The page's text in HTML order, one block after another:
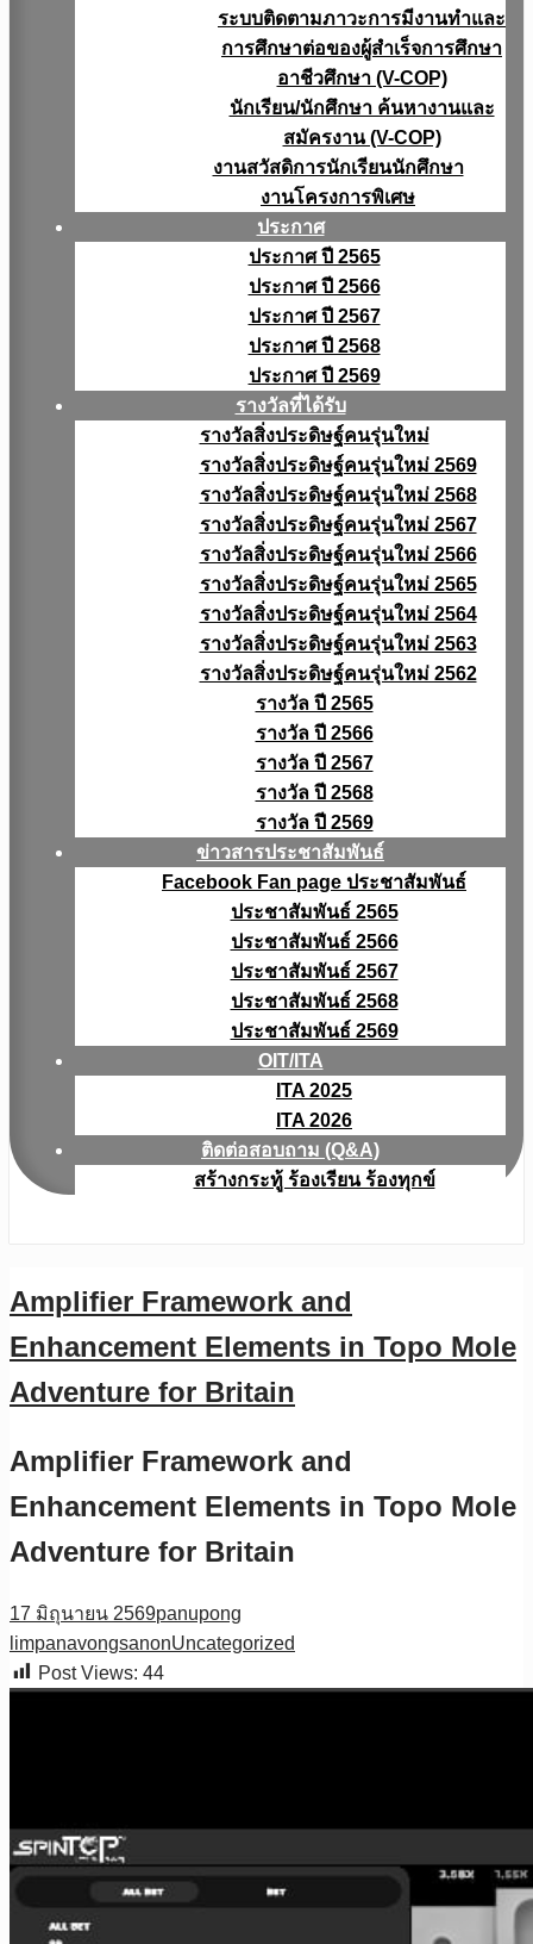
ระบบติดตามภาวะการมีงานทำและ
การศึกษาต่อของผู้สำเร็จการศึกษา
อาชีวศึกษา (V-COP)
นักเรียน/นักศึกษา ค้นหางานและ
สมัครงาน (V-COP)
งานสวัสดิการนักเรียนนักศึกษา
งานโครงการพิเศษ
ประกาศ
ประกาศ ปี 2565
ประกาศ ปี 2566
ประกาศ ปี 2567
ประกาศ ปี 2568
ประกาศ ปี 2569
รางวัลที่ได้รับ
รางวัลสิ่งประดิษฐ์คนรุ่นใหม่
รางวัลสิ่งประดิษฐ์คนรุ่นใหม่ 2569
รางวัลสิ่งประดิษฐ์คนรุ่นใหม่ 2568
รางวัลสิ่งประดิษฐ์คนรุ่นใหม่ 2567
รางวัลสิ่งประดิษฐ์คนรุ่นใหม่ 2566
รางวัลสิ่งประดิษฐ์คนรุ่นใหม่ 2565
รางวัลสิ่งประดิษฐ์คนรุ่นใหม่ 2564
รางวัลสิ่งประดิษฐ์คนรุ่นใหม่ 2563
รางวัลสิ่งประดิษฐ์คนรุ่นใหม่ 2562
รางวัล ปี 2565
รางวัล ปี 2566
รางวัล ปี 2567
รางวัล ปี 2568
รางวัล ปี 2569
ข่าวสารประชาสัมพันธ์
Facebook Fan page ประชาสัมพันธ์
ประชาสัมพันธ์ 2565
ประชาสัมพันธ์ 2566
ประชาสัมพันธ์ 2567
ประชาสัมพันธ์ 2568
ประชาสัมพันธ์ 2569
OIT/ITA
ITA 2025
ITA 2026
ติดต่อสอบถาม (Q&A)
สร้างกระทู้ ร้องเรียน ร้องทุกข์
Amplifier Framework and
Enhancement Elements in Topo Mole
Adventure for Britain
Amplifier Framework and
Enhancement Elements in Topo Mole
Adventure for Britain
17 มิถุนายน 2569panupong
limpanavongsanonUncategorized
Post Views: 44